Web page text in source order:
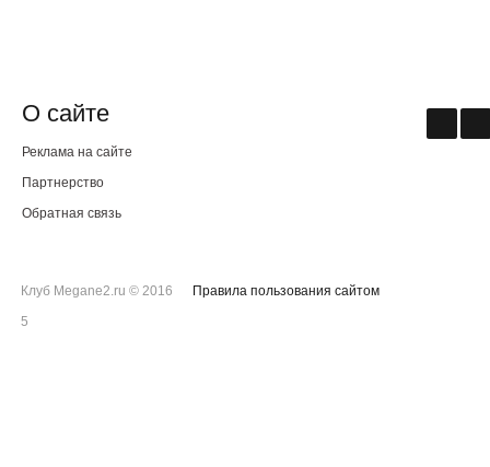
О сайте
Реклама на сайте
Партнерство
Обратная связь
Клуб Megane2.ru © 2016
Правила пользования сайтом
5